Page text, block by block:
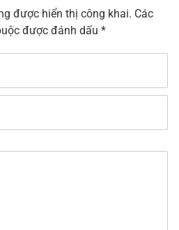
được hiển thị công khai. Các
được đánh dấu *